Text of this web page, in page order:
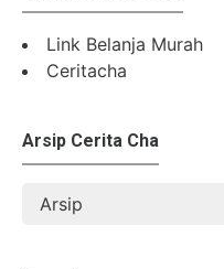
Link Belanja Murah
Ceritacha
Arsip Cerita Cha